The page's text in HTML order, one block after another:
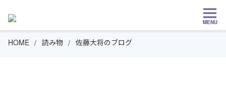
MENU
HOME 読み物 佐藤大将のブログ